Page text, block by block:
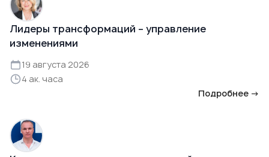
Лидеры трансформаций – управление
изменениями
19 августа 2026
4 ак. часа
Подробнее →